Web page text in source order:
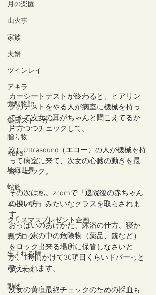
月の楽園
山火事
家族
夫婦
ツインレイ
アキラ
覚醒物語
集団ストーカー
贈り物
REFSI
地底世界
蛇族
エネルギー
クリスマスプレゼント企画
裏ブログ
生まれる時
ワンネス
動物
カーシートテストが終わると、ヒアリン
グのテストをやる人が病室に機械を持っ
てきて次女の耳がちゃんと聞こえてるか
片方づつチェックして。
次にUltrasound（エコー）の人が機械を持
って病室に来て、次女の心臓の動きを最
終チェック。
その次は私。zoomで『退院後の赤ちゃん
の扱い方』みたいなクラスを取らされま
す。
おっぱいのあげかた、沐浴の仕方、寝か
せ方、家の中の危険物（薬品、銃など）
をロック出来る場所に保管しなさいと
か、1時間かけて30項目くらいドバーっと
教えられます。
次女の黄疸最終チェックのための採血も